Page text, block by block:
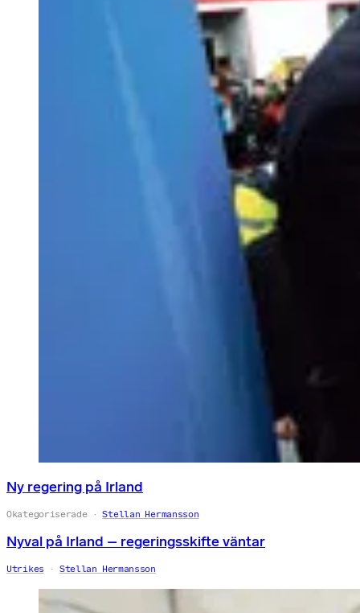
Ny regering på Irland
Okategoriserade Stellan Hermansson
Nyval på Irland – regeringsskifte väntar
Utrikes Stellan Hermansson